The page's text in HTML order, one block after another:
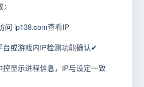
问 ip138.com查看IP
台或游戏内IP检测功能确认✔
控显示进程信息，IP与设定一致